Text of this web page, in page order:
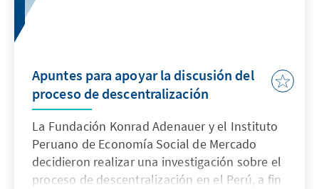
Apuntes para apoyar la discusión del
proceso de descentralización
La Fundación Konrad Adenauer y el Instituto
Peruano de Economía Social de Mercado
decidieron realizar una investigación sobre el
proceso de descentralización en el Perú, a fin